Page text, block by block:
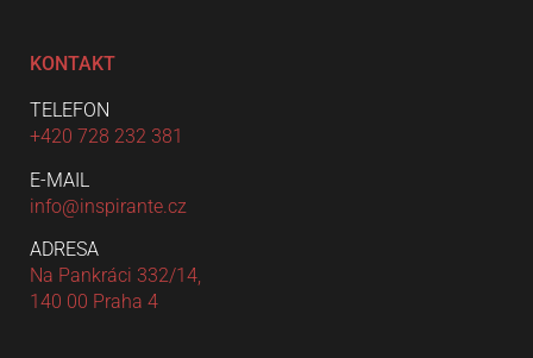
KONTAKT
TELEFON
+420 728 232 381
E-MAIL
info@inspirante.cz
ADRESA
Na Pankráci 332/14,
140 00 Praha 4